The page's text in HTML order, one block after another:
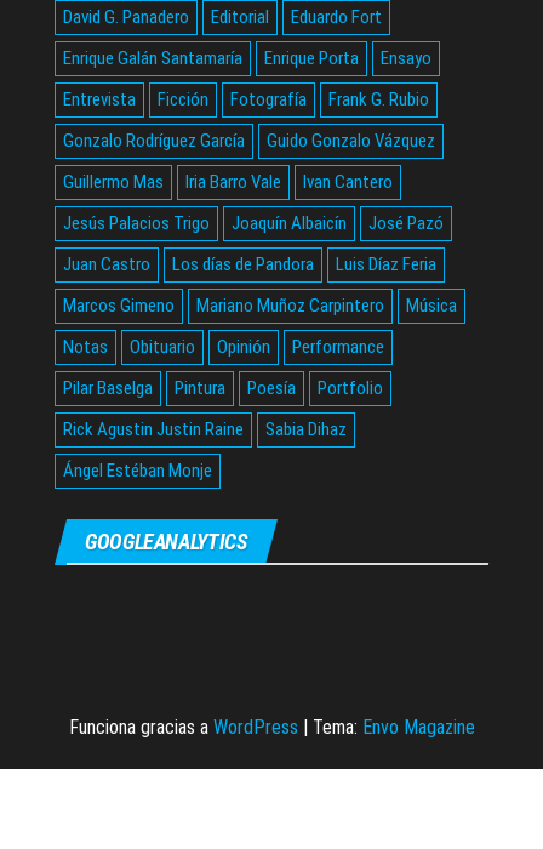
David G. Panadero
Editorial
Eduardo Fort
Enrique Galán Santamaría
Enrique Porta
Ensayo
Entrevista
Ficción Fotografía
Frank G. Rubio
Gonzalo Rodríguez García
Guido Gonzalo Vázquez
Guillermo Mas
Iria Barro Vale
Ivan Cantero
Jesús Palacios Trigo
Joaquín Albaicín
José Pazó
Juan Castro
Los días de Pandora
Luis Díaz Feria
Marcos Gimeno
Mariano Muñoz Carpintero
Música
Notas
Obituario Opinión
Performance
Pilar Baselga
Pintura Poesía
Portfolio
Rick Agustin Justin Raine
Sabia Dihaz
Ángel Estéban Monje
GOOGLEANALYTICS
Funciona gracias a WordPress | Tema: Envo Magazine